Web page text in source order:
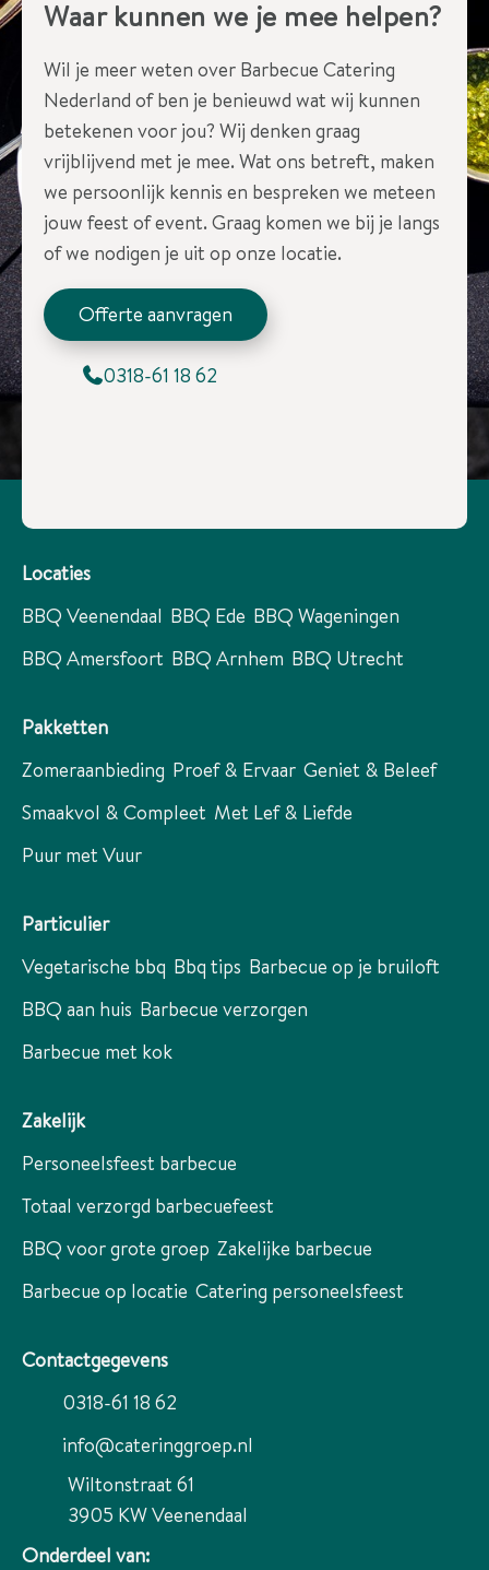
Waar kunnen we je mee helpen?
Wil je meer weten over Barbecue Catering
Nederland of ben je benieuwd wat wij kunnen
betekenen voor jou? Wij denken graag
vrijblijvend met je mee. Wat ons betreft, maken
we persoonlijk kennis en bespreken we meteen
jouw feest of event. Graag komen we bij je langs
of we nodigen je uit op onze locatie.
Offerte aanvragen
0318-61 18 62
Locaties
BBQ Veenendaal BBQ Ede BBQ Wageningen
BBQ Amersfoort BBQ Arnhem BBQ Utrecht
Pakketten
Zomeraanbieding Proef & Ervaar Geniet & Beleef
Smaakvol & Compleet Met Lef & Liefde
Puur met Vuur
Particulier
Vegetarische bbq Bbq tips Barbecue op je bruiloft
BBQ aan huis Barbecue verzorgen
Barbecue met kok
Zakelijk
Personeelsfeest barbecue
Totaal verzorgd barbecuefeest
BBQ voor grote groep Zakelijke barbecue
Barbecue op locatie Catering personeelsfeest
Contactgegevens
0318-61 18 62
info@cateringgroep.nl
Wiltonstraat 61
3905 KWVeenendaal
Onderdeel van: